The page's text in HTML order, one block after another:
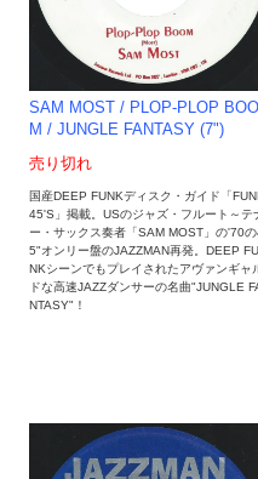
SAM MOST / PLOP-PLOP BOO
M / JUNGLE FANTASY (7")
売り切れ
国産DEEP FUNKディスク・ガイド「
45'S」掲載。USのジャズ・フルート～テ
ー・サックス奏者「SAM MOST」の'70
5"オンリー盤のJAZZMAN再発。DEEP FU
NKシーンでもプレイされたアヴァンギャ
ドな高速JAZZダンサーの名曲"JUNGLE
NTASY"！